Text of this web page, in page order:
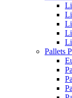
Pallets